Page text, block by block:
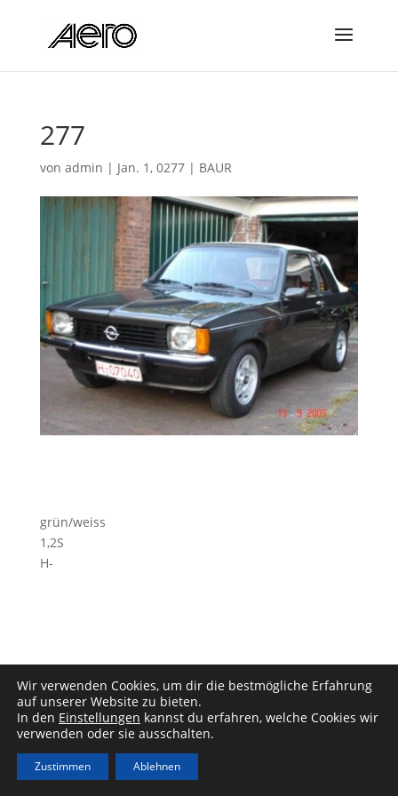
277
von admin | Jan. 1, 0277| BAUR
grün/weiss
1,2S
H-
Impressum|Datenschutz
Wir verwenden Cookies, um dir die bestmögliche Erfahrung
auf unserer Website zu bieten.
In den Einstellungen kannst du erfahren, welche Cookies wir
verwenden oder sie ausschalten.
Zustimmen Ablehnen